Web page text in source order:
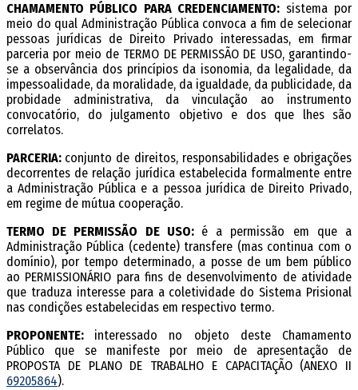
CHAMAMENTO PÚBLICO PARA CREDENCIAMENTO: sistema por
meio do qual Administração Pública convoca a fim de selecionar
pessoas jurídicas de Direito Privado interessadas, em firmar
parceria por meio de TERMO DE PERMISSÃO DE USO, garantindo-
se a observância dos princípios da isonomia, da legalidade, da
impessoalidade, da moralidade, da igualdade, da publicidade, da
probidade administrativa, da vinculação ao instrumento
convocatório, do julgamento objetivo e dos que lhes são
correlatos.
PARCERIA: conjunto de direitos, responsabilidades e obrigações
decorrentes de relação jurídica estabelecida formalmente entre
a Administração Pública e a pessoa jurídica de Direito Privado,
em regime de mútua cooperação.
TERMO DE PERMISSÃO DE USO: é a permissão em que a
Administração Pública (cedente) transfere (mas continua com o
domínio), por tempo determinado, a posse de um bem público
ao PERMISSIONÁRIO para fins de desenvolvimento de atividade
que traduza interesse para a coletividade do Sistema Prisional
nas condições estabelecidas em respectivo termo.
PROPONENTE: interessado no objeto deste Chamamento
Público que se manifeste por meio de apresentação de
PROPOSTA DE PLANO DE TRABALHO E CAPACITAÇÃO (ANEXO II
69205864).